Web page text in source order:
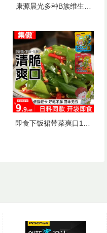
￥25.00
大孔距
￥39.90
康源晨光多种B族维生素
即食下饭裙带菜爽口100